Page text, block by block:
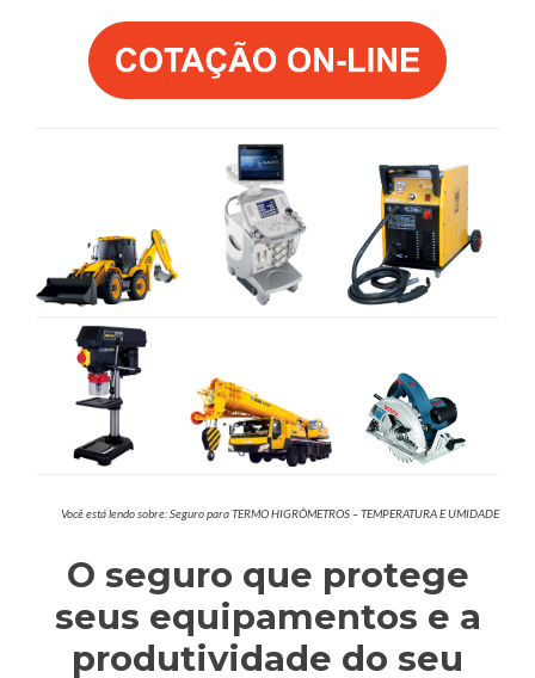
Você está lendo sobre: Seguro para TERMO HIGRÔMETROS – TEMPERATURA E UMIDADE
O seguro que protege
seus equipamentos e a
produtividade do seu